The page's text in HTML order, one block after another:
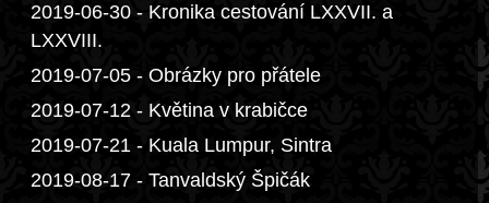
2019-06-30 - Kronika cestování LXXVII. a
LXXVIII.
2019-07-05 - Obrázky pro přátele
2019-07-12 - Květina v krabičce
2019-07-21 - Kuala Lumpur, Sintra
2019-08-17 - Tanvaldský Špičák